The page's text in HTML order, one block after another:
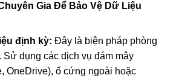
Gia Để Bảo Vệ Dữ Liệu
định kỳ: Đây là biện pháp phòng
Sử dụng các dịch vụ đám mây
OneDrive), ổ cứng ngoài hoặc